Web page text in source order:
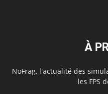
À
NoFrag, l'actualité des
les FPS